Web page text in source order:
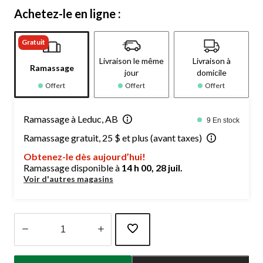
Achetez-le en ligne :
Gratuit
Ramassage
Offert
Livraison le même
jour
Offert
Livraison à
domicile
Offert
Ramassage à Leduc, AB 9 En stock
Ramassage gratuit, 25 $ et plus (avant taxes)
Obtenez-le dès aujourd’hui!
Ramassage disponible à 14 h 00, 28 juil.
Voir d'autres magasins